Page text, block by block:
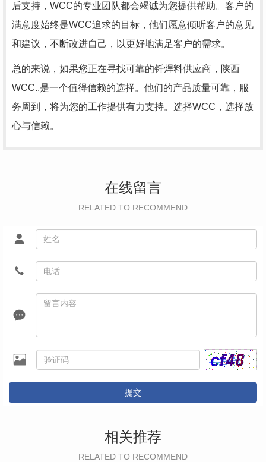
后支持，WCC的专业团队都会竭诚为您提供帮助。客户的
满意度始终是WCC追求的目标，他们愿意倾听客户的意见
和建议，不断改进自己，以更好地满足客户的需求。
总的来说，如果您正在寻找可靠的钎焊料供应商，陕西
WCC..是一个值得信赖的选择。他们的产品质量可靠，服
务周到，将为您的工作提供有力支持。选择WCC，选择放
心与信赖。
在线留言
RELATED TO RECOMMEND
提交
相关推荐
RELATED TO RECOMMEND